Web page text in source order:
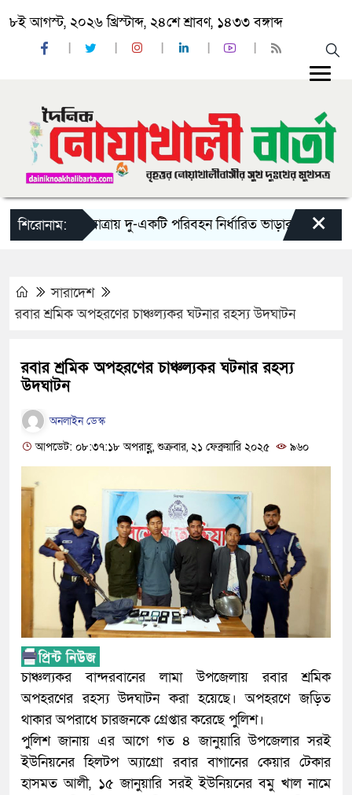
৮ই আগস্ট, ২০২৬ খ্রিস্টাব্দ, ২৪শে শ্রাবণ, ১৪৩৩ বঙ্গাব্দ
শিরোনাম:
‘ঈদ যাত্রায় দু-একটি পরিবহন নির্ধারিত ভাড়ার চেয়েও কম×
সারাদেশ
রবার শ্রমিক অপহরণের চাঞ্চল্যকর ঘটনার রহস্য উদঘাটন
রবার শ্রমিক অপহরণের চাঞ্চল্যকর ঘটনার রহস্য
উদঘাটন
অনলাইন ডেস্ক
আপডেট: ০৮:৩৭:১৮ অপরাহ্ণ, শুক্রবার, ২১ ফেব্রুয়ারি ২০২৫
৯৬০
চাঞ্চল্যকর বান্দরবানের লামা উপজেলায় রবার শ্রমিক
অপহরণের রহস্য উদঘাটন করা হয়েছে। অপহরণে জড়িত
থাকার অপরাধে চারজনকে গ্রেপ্তার করেছে পুলিশ।
পুলিশ জানায় এর আগে গত ৪ জানুয়ারি উপজেলার সরই
ইউনিয়নের হিলটপ অ্যাগ্রো রবার বাগানের কেয়ার টেকার
হাসমত আলী, ১৫ জানুয়ারি সরই ইউনিয়নের বমু খাল নামে